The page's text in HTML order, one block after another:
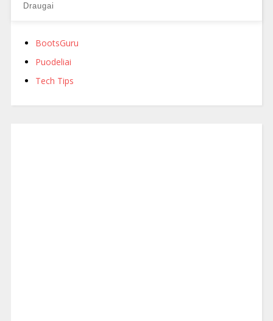
Draugai
BootsGuru
Puodeliai
Tech Tips